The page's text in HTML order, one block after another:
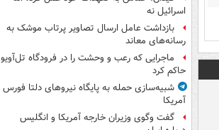
اسرائیل نه
بازداشت عامل ارسال تصاویر پرتاب موشک به
رسانه‌های معاند
ماجرایی که رعب و وحشت را در فرودگاه تل‌آویو
حاکم کرد
شبیه‌سازی حمله به پایگاه نیروهای دلتا فورس
آمریکا
گفت وگوی وزیران خارجه آمریکا و انگلیس